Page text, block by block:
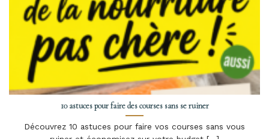
10 astuces pour faire des courses sans se ruiner
Découvrez 10 astuces pour faire vos courses sans vous